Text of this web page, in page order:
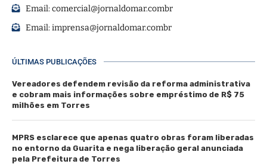
Email:comercial@jornaldomar.combr
Email:imprensa@jornaldomar.combr
ÚLTIMAS PUBLICAÇÕES
Vereadores defendem revisão da reforma administrativa
e cobram mais informações sobre empréstimo de R$ 75
milhões em Torres
MPRS esclarece que apenas quatro obras foram liberadas
no entorno da Guarita e nega liberação geral anunciada
pela Prefeitura de Torres